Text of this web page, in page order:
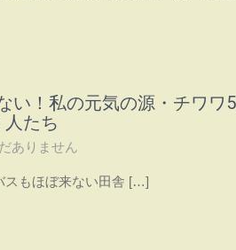
い！私の元気の源・チワワ
たち
ありません
スもほぼ来ない田舎 […]